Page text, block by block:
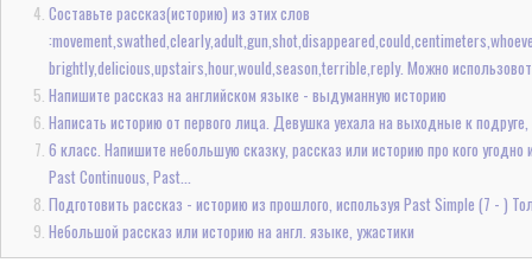
Составьте рассказ(историю) из этих слов
brightly,delicious,upstairs,hour,would,season,terrible,reply. Можно
Напишите рассказ на английском языке - выдуманную историю
Написать историю от первого лица. Девушка уехала на выходные к
6 класс. Напишите небольшую сказку, рассказ или историю про кого
Past Continuous, Past...
Подготовить рассказ - историю из прошлого, используя Past Simple (7 - )
Небольшой рассказ или историю на англ. языке, ужастики